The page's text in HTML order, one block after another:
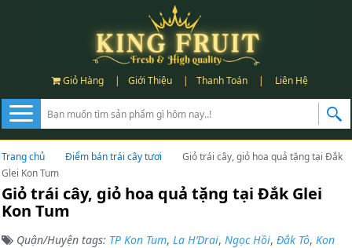
Giỏ Hàng | Giới Thiệu | Thanh Toán | Liên Hệ
Trang chủ Điểm bán trái cây tươi
Giỏ trái cây, giỏ hoa quả tặng tại Đắk
Glei Kon Tum
Giỏ trái cây, giỏ hoa quả tặng tại Đắk Glei
Kon Tum
Quận/Huyện tags: TP Kon Tum, La H’Drai, Ngọc Hồi, Đắk Tô, Kon